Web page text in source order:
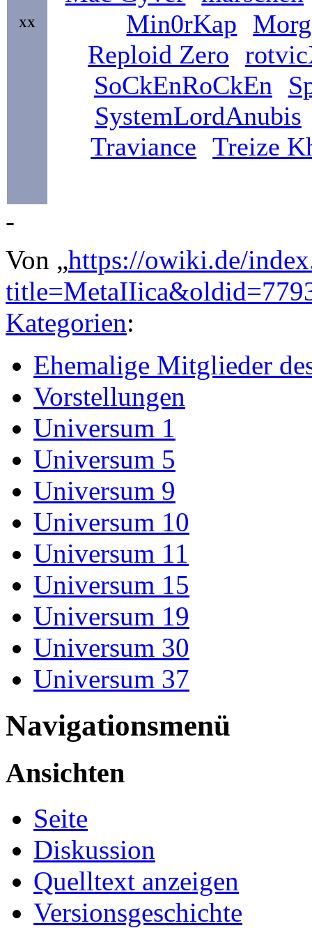
XX
Min0rKap
Reploid Zero
SoCkEnRoCkEn
SystemLordAnubis
Traviance Treize
-
Von „https://owiki.de/
Kategorien:
Ehemalige Mitglieder
Vorstellungen
Universum 1
Universum 5
Universum 9
Universum 10
Universum 11
Universum 15
Universum 19
Universum 30
Universum 37
Navigationsmenü
Ansichten
Seite
Diskussion
Quelltext anzeigen
Versionsgeschichte